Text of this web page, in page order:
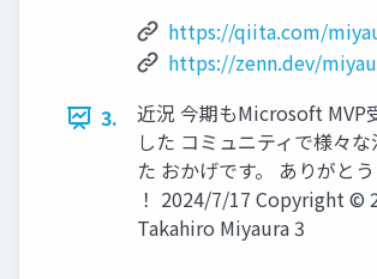
https://qiita.com/
https://zenn.dev/
3.
近況 今期もMicrosoft MVP
した コミュニティで様々
た おかげです。 ありがと
！ 2024/7/17 Copyright ©
Takahiro Miyaura 3